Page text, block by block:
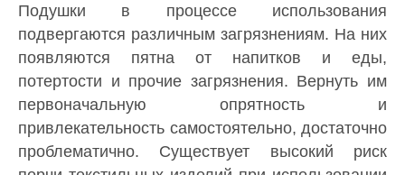
Подушки в процессе использования
подвергаются различным загрязнениям. На них
появляются пятна от напитков и еды,
потертости и прочие загрязнения. Вернуть им
первоначальную опрятность и
привлекательность самостоятельно, достаточно
проблематично. Существует высокий риск